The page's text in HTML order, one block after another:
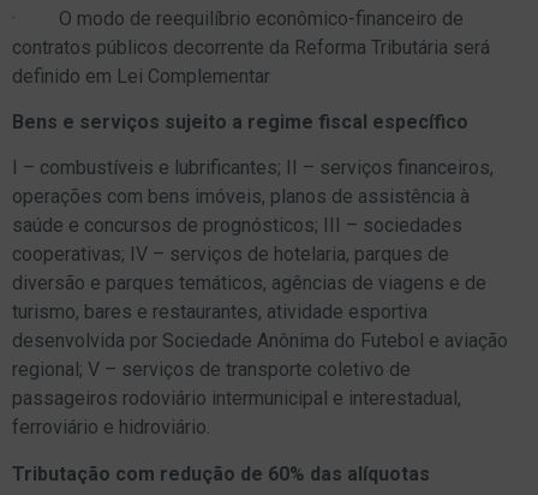
· O modo de reequilíbrio econômico-financeiro de
contratos públicos decorrente da Reforma Tributária será
definido em Lei Complementar
Bens e serviços sujeito a regime fiscal específico
I – combustíveis e lubrificantes; II – serviços financeiros,
operações com bens imóveis, planos de assistência à
saúde e concursos de prognósticos; III – sociedades
cooperativas; IV – serviços de hotelaria, parques de
diversão e parques temáticos, agências de viagens e de
turismo, bares e restaurantes, atividade esportiva
desenvolvida por Sociedade Anônima do Futebol e aviação
regional; V – serviços de transporte coletivo de
passageiros rodoviário intermunicipal e interestadual,
ferroviário e hidroviário.
Tributação com redução de 60% das alíquotas